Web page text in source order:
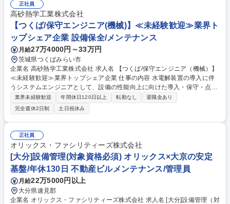
ィング施策の企画・実行・改善 ■自社HP／LPの導線改善・CV最適化 ■リ
ード獲得・ナーチャリング施策の推進 ■効果測定・レポーティング ■コン
テンツマーケティングの企画・改善 募集職種 FinTech／InsurTech領域 広
報・マーケティング（コンテンツ企画・制作・PR）
正社員
高砂熱学工業株式会社
【つくば/保守エンジニア(機械)】≪未経験歓迎≫業界ト
ップシェア企業 設備保全/メンテナンス
月給27万4000円～33万円
茨城県つくばみらい市
企業名 高砂熱学工業株式会社 求人名 【つくば/保守エンジニア（機械）】
≪未経験歓迎≫業界トップシェア企業 仕事の内容 水電解装置の導入に伴
うシステムエンジニアとして、設備の性能向上に向けた導入・保守・点検
業務をご担当いただけます。機械設備の知見を活かし、水素関連設備の導
入・実証に携わるポジションです。 ■詳細 ・水電解装置の機能・性能向上
に向けた各種実験および装置改良 ・試運転、立上げ、現地調整、トラブル
シューティング ・機械設備のシステムチェック(設備構成・インターフェ
ース)の確認および改善 ・仕様書、手順書、技術資料の作成およびドキュ
メント整備 ・システム図(系統図・フロー図)の確認および修正 募集職種
【つくば/保守エンジニア（機械）】≪未経験歓迎≫業界トップシェア企業
業界未経験歓迎 年間休日120日以上 転勤なし
退職金あり
完全週休2日制
土日祝休み
正社員
オリックス・ファシリティーズ株式会社
[大分]設備管理(対象資格必須) オリックス×大京の安定
基盤/年休130日 不動産ビルメンテナンス/管理員
月給22万5000円以上
大分県速見郡
企業名 オリックス・ファシリティーズ株式会社 求人名 [大分]設備管理（対